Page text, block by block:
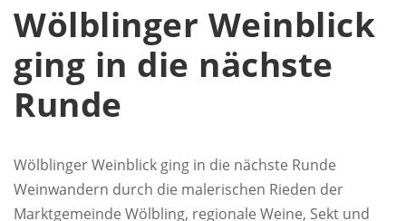
Wölblinger Weinblick
ging in die nächste
Runde
Wölblinger Weinblick ging in die nächste Runde
Weinwandern durch die malerischen Rieden der
Marktgemeinde Wölbling, regionale Weine, Sekt und